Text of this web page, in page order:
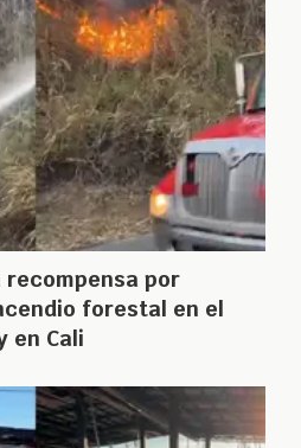
por
forestal en el
en Cali